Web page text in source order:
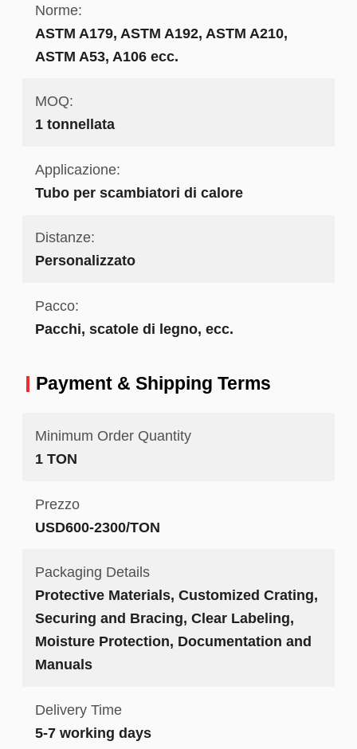
Norme:
ASTM A179, ASTM A192, ASTM A210,
ASTM A53, A106 ecc.
MOQ:
1 tonnellata
Applicazione:
Tubo per scambiatori di calore
Distanze:
Personalizzato
Pacco:
Pacchi, scatole di legno, ecc.
Payment & Shipping Terms
Minimum Order Quantity
1 TON
Prezzo
USD600-2300/TON
Packaging Details
Protective Materials, Customized Crating,
Securing and Bracing, Clear Labeling,
Moisture Protection, Documentation and
Manuals
Delivery Time
5-7 working days